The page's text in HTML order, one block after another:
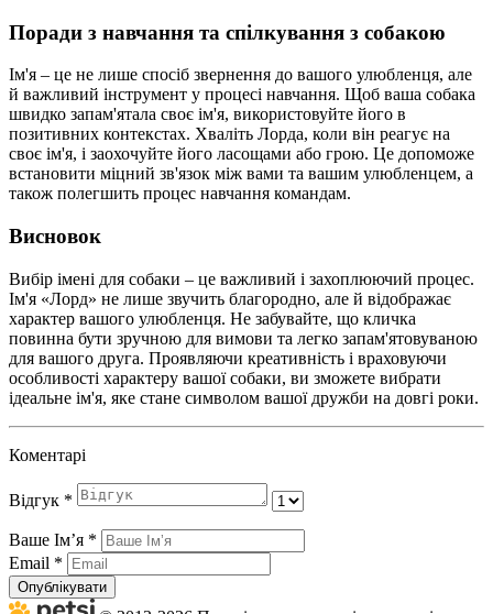
Поради з навчання та спілкування з собакою
Ім'я – це не лише спосіб звернення до вашого улюбленця, але
й важливий інструмент у процесі навчання. Щоб ваша собака
швидко запам'ятала своє ім'я, використовуйте його в
позитивних контекстах. Хваліть Лорда, коли він реагує на
своє ім'я, і заохочуйте його ласощами або грою. Це допоможе
встановити міцний зв'язок між вами та вашим улюбленцем, а
також полегшить процес навчання командам.
Висновок
Вибір імені для собаки – це важливий і захоплюючий процес.
Ім'я «Лорд» не лише звучить благородно, але й відображає
характер вашого улюбленця. Не забувайте, що кличка
повинна бути зручною для вимови та легко запам'ятовуваною
для вашого друга. Проявляючи креативність і враховуючи
особливості характеру вашої собаки, ви зможете вибрати
ідеальне ім'я, яке стане символом вашої дружби на довгі роки.
Коментарі
Відгук *
Ваше Імʼя *
Email *
Опублікувати